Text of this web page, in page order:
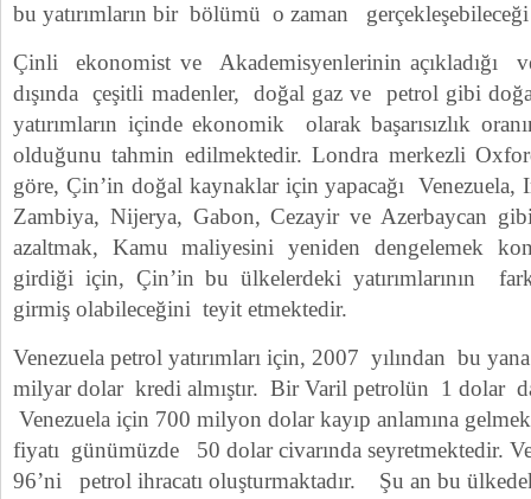
bu yatırımların bir bölümü o zaman
Çinli ekonomist ve Akademisyenlerinin açıkladığı
dışında çeşitli madenler, doğal gaz ve petrol gibi
yatırımların içinde ekonomik olarak başarısızlık
olduğunu tahmin edilmektedir. Londra merkezli
göre, Çin’in doğal kaynaklar için yapacağı
Zambiya, Nijerya, Gabon, Cezayir ve Azerbaycan gibi
azaltmak, Kamu maliyesini yeniden dengelemek
girdiği için, Çin’in bu ülkelerdeki yatırımlarının
girmiş olabileceğini teyit etmektedir.
Venezuela petrol yatırımları için, 2007 yılından bu
milyar dolar kredi almıştır. Bir Varil petrolün 1 dolar
Venezuela için 700 milyon dolar kayıp anlamına
fiyatı günümüzde 50 dolar civarında seyretmektedir.
96’ni petrol ihracatı oluşturmaktadır. Şu an bu